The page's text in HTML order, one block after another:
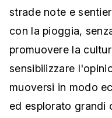
strade note e
con la pioggia,
promuovere la
sensibilizzare
muoversi in modo
ed esplorato grandi